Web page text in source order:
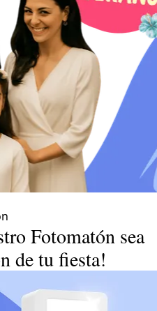
Fotomatón sea
de tu fiesta!